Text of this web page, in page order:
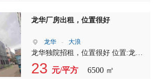
商、研发、轻加工行业，随时看房
龙华厂房出租，位置很好
龙华 - 大浪
龙华独院招租，位置很好 位置:龙发
路，整栋4000平，整栋精装修。 适
合：公司总部，研发，贸易办公，科
23 元/平方 6500 ㎡